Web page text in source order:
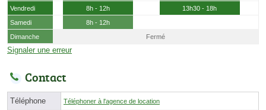
Vendredi
8h - 12h
13h30 - 18h
Samedi
8h - 12h
Dimanche
Fermé
Signaler une erreur
Contact
Téléphone Téléphoner à l'agence de location